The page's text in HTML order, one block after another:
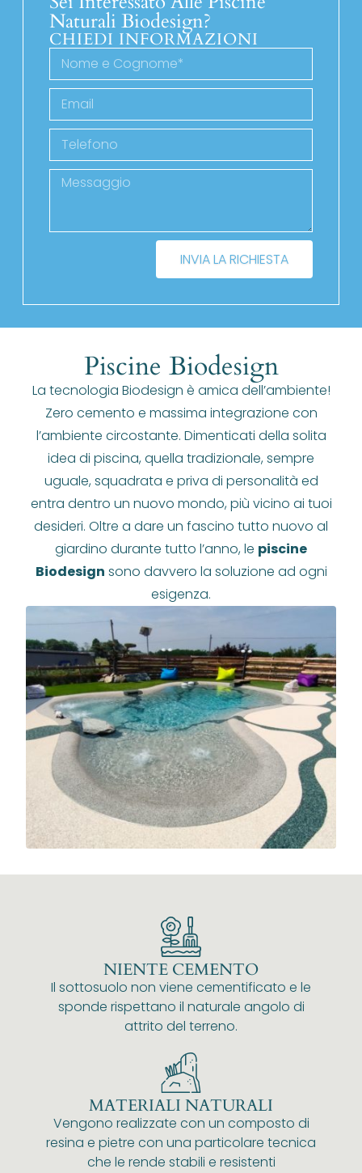
Naturali Biodesign?
CHIEDI INFORMAZIONI
INVIA LA RICHIESTA
Piscine Biodesign
La tecnologia Biodesign è amica dell’ambiente!
Zero cemento e massima integrazione con
l’ambiente circostante. Dimenticati della solita
idea di piscina, quella tradizionale, sempre
uguale, squadrata e priva di personalità ed
entra dentro un nuovo mondo, più vicino ai tuoi
desideri. Oltre a dare un fascino tutto nuovo al
giardino durante tutto l’anno, le piscine
Biodesign sono davvero la soluzione ad ogni
esigenza.
NIENTE CEMENTO
Il sottosuolo non viene cementificato e le
sponde rispettano il naturale angolo di
attrito del terreno.
MATERIALI NATURALI
Vengono realizzate con un composto di
resina e pietre con una particolare tecnica
che le rende stabili e resistenti